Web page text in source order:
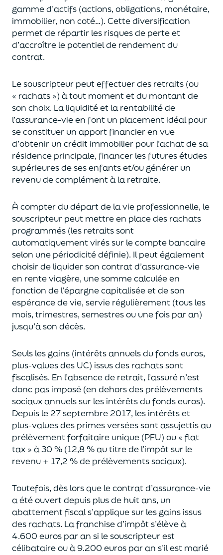
gamme d’actifs (actions, obligations, monétaire,
immobilier, non coté…). Cette diversification
permet de répartir les risques de perte et
d’accroître le potentielde rendement du
contrat.
Le souscripteur peut effectuer des retraits (ou
« rachats ») à tout moment et du montant de
son choix. Laliquiditéet la rentabilité de
l’assurance-vie en font un placement idéal pour
se constituer un apport financier en vue
d’obtenir un crédit immobilier pour l’achat desa
résidence principale, financer les futures études
supérieures de ses enfantset/ou générer un
revenu de complément à la retraite.
À compter du départ de la vie professionnelle, le
souscripteur peut mettre en place des rachats
programmés (les retraits sont
automatiquement virés sur le compte bancaire
selon une périodicité définie). Il peut également
choisirde liquider son contrat d’assurance-vie
en rente viagère, une somme calculée en
fonction de l’épargne capitalisée et deson
espérance de vie, servie régulièrement (tous les
mois, trimestres, semestres ou une fois par an)
jusqu’à son décès.
Seuls les gains (intérêts annuels du fonds euros,
plus-values des UC) issus des rachats sont
fiscalisés. En l’absence de retrait, l’assuré n’est
donc pas imposé (en dehors des prélèvements
sociaux annuels sur les intérêts du fonds euros).
Depuis le 27 septembre 2017, les intérêts et
plus-values des primes verséessont assujettis au
prélèvement forfaitaire unique (PFU) ou « flat
tax » à 30 % (12,8 % au titre de l’impôt sur le
revenu + 17,2 % de prélèvements sociaux).
Toutefois, dès lors que le contrat d’assurance-vie
a été ouvert depuis plus de huit ans, un
abattement fiscal s’applique sur les gains issus
des rachats. La franchise d’impôts’élève à
4.600 euros par an si le souscripteurest
célibataire ou à 9.200 euros par an s’il est marié